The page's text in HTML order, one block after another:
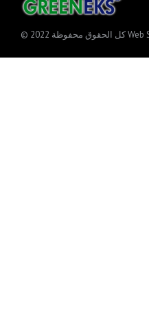
© 2022 كل الحقوق محفوظةWeb